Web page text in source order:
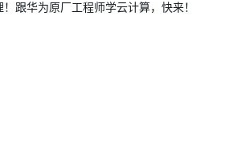
跟华为原厂工程师学云计算，快来！